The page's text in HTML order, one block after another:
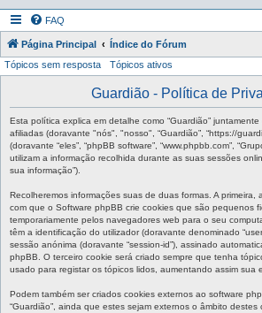
FAQ
Página Principal Índice do Fórum
Tópicos sem resposta Tópicos ativos
Guardião - Política de
Esta política explica em detalhe como “Guardião”
afiliadas (doravante "nós", "nosso", “Guardião”, “https://
(doravante “eles”, “phpBB software”, “www.phpbb.com”,
utilizam a informação recolhida durante as suas sessões
sua informação”).
Recolheremos informações suas de duas formas. A primeira,
com que o Software phpBB crie cookies que são pequenos
temporariamente pelos navegadores web para o seu
têm a identificação do utilizador (doravante denominado
sessão anónima (doravante “session-id”), assinado
phpBB. O terceiro cookie será criado sempre que tenha
usado para registar os tópicos lidos, aumentando assim sua
Podem também ser criados cookies externos ao software
“Guardião”, ainda que estes sejam externos o âmbito